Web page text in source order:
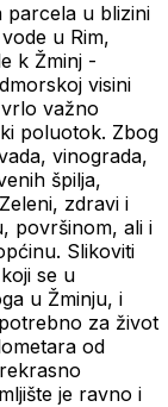
parcela u blizini
u Rim,
k Žminj -
visini
važno
poluotok. Zbog
vinograda,
špilja,
zdravi i
površinom, ali i
Slikoviti
se u
u Žminju, i
za život
od
je ravno i